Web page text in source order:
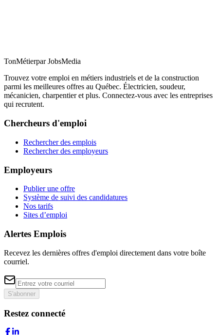
TonMétierpar JobsMedia
Trouvez votre emploi en métiers industriels et de la construction
parmi les meilleures offres au Québec. Électricien, soudeur,
mécanicien, charpentier et plus. Connectez-vous avec les entreprises
qui recrutent.
Chercheurs d'emploi
Rechercher des emplois
Rechercher des employeurs
Employeurs
Publier une offre
Système de suivi des candidatures
Nos tarifs
Sites d’emploi
Alertes Emplois
Recevez les dernières offres d'emploi directement dans votre boîte
courriel.
S'abonner
Restez connecté